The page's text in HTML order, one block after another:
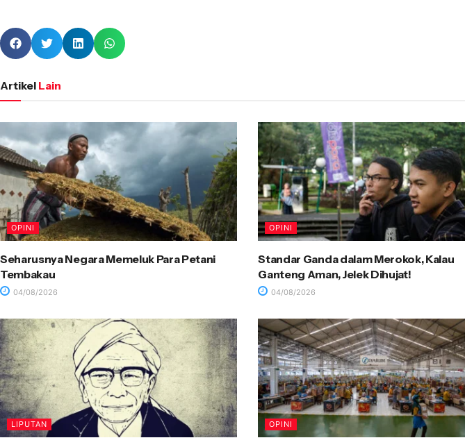
Artikel Lain
OPINI
Seharusnya Negara Memeluk Para Petani
Tembakau
04/08/2026
OPINI
Standar Ganda dalam Merokok, Kalau
Ganteng Aman, Jelek Dihujat!
04/08/2026
LIPUTAN OPINI